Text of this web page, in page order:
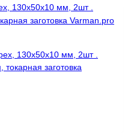
130х50х10 мм, 2шт .
токарная заготовка